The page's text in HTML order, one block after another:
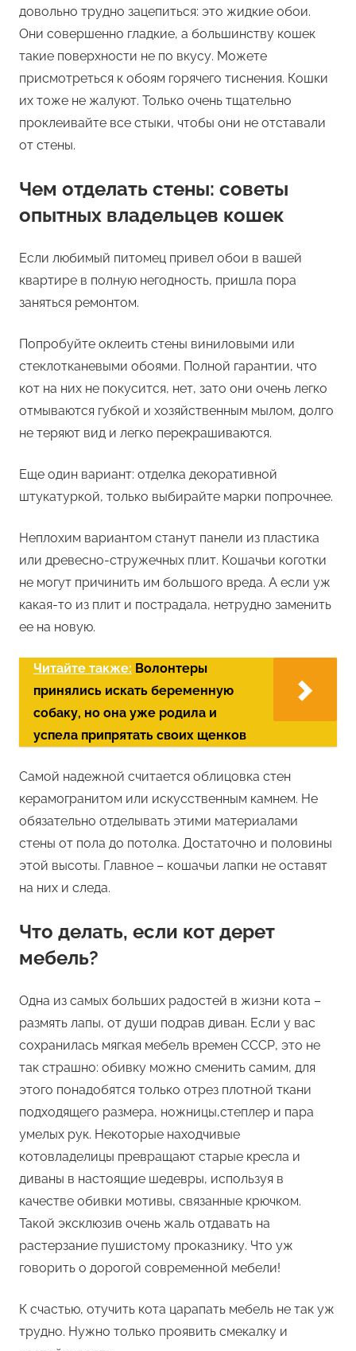
довольно трудно зацепиться: это жидкие обои.
Они совершенно гладкие, а большинству кошек
такие поверхности не по вкусу. Можете
присмотреться к обоям горячего тиснения. Кошки
их тоже не жалуют. Только очень тщательно
проклеивайте все стыки, чтобы они не отставали
от стены.
Чем отделать стены: советы
опытных владельцев кошек
Если любимый питомец привел обои в вашей
квартире в полную негодность, пришла пора
заняться ремонтом.
Попробуйте оклеить стены виниловыми или
стеклотканевыми обоями. Полной гарантии, что
кот на них не покусится, нет, зато они очень легко
отмываются губкой и хозяйственным мылом, долго
не теряют вид и легко перекрашиваются.
Еще один вариант: отделка декоративной
штукатуркой, только выбирайте марки попрочнее.
Неплохим вариантом станут панели из пластика
или древесно-стружечных плит. Кошачьи коготки
не могут причинить им большого вреда. А если уж
какая-то из плит и пострадала, нетрудно заменить
ее на новую.
Читайте также: Волонтеры
принялись искать беременную
собаку, но она уже родила и
успела припрятать своих щенков
Самой надежной считается облицовка стен
керамогранитом или искусственным камнем. Не
обязательно отделывать этими материалами
стены от пола до потолка. Достаточно и половины
этой высоты. Главное – кошачьи лапки не оставят
на них и следа.
Что делать, если кот дерет
мебель?
Одна из самых больших радостей в жизни кота –
размять лапы, от души подрав диван. Если у вас
сохранилась мягкая мебель времен СССР, это не
так страшно: обивку можно сменить самим, для
этого понадобятся только отрез плотной ткани
подходящего размера, ножницы,степлер и пара
умелых рук. Некоторые находчивые
котовладелицы превращают старые кресла и
диваны в настоящие шедевры, используя в
качестве обивки мотивы, связанные крючком.
Такой эксклюзив очень жаль отдавать на
растерзание пушистому проказнику. Что уж
говорить о дорогой современной мебели!
К счастью, отучить кота царапать мебель не так уж
трудно. Нужно только проявить смекалку и